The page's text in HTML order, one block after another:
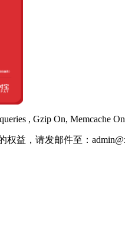
, Gzip On, Memcache
权益，请发邮件至：